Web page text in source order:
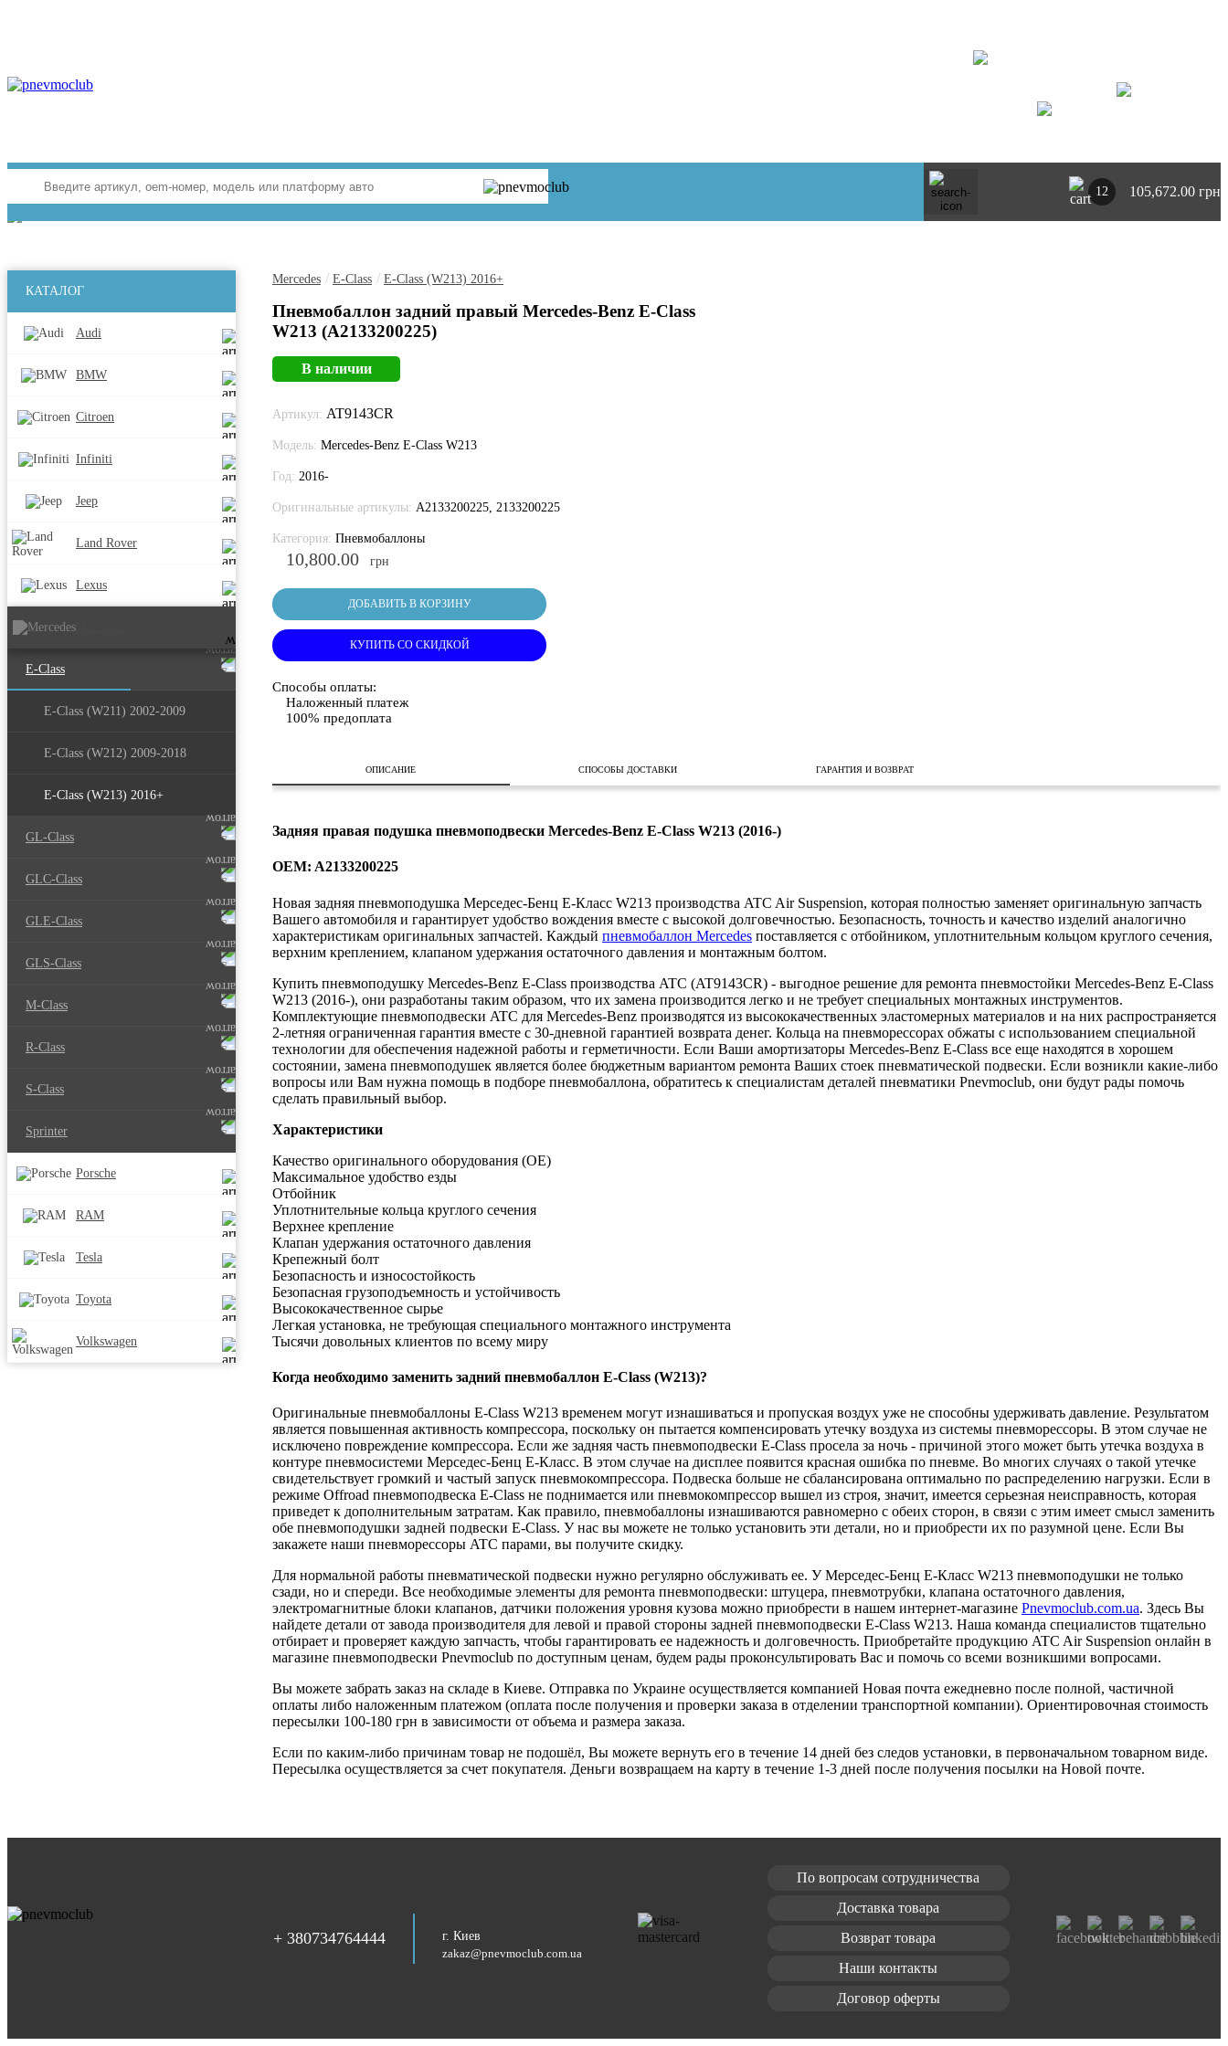
12 105,672.00 грн
КАТАЛОГ
Audi
BMW
Citroen
Infiniti
Jeep
Land Rover
Lexus
E-Class
E-Class (W211) 2002-2009
E-Class (W212) 2009-2018
E-Class (W213) 2016+
GL-Class
GLC-Class
GLE-Class
GLS-Class
M-Class
R-Class
S-Class
Sprinter
Porsche
RAM
Tesla
Toyota
Volkswagen
Mercedes / E-Class / E-Class (W213) 2016+
Пневмобаллон задний правый Mercedes-Benz E-Class
W213 (A2133200225)
В наличии
Артикул: AT9143CR
Модель: Mercedes-Benz E-Class W213
Год: 2016-
Оригинальные артикулы: A2133200225, 2133200225
Категория: Пневмобаллоны
10,800.00 грн
ДОБАВИТЬ В КОРЗИНУ
КУПИТЬ СО СКИДКОЙ
Способы оплаты:
Наложенный платеж
100% предоплата
ОПИСАНИЕ СПОСОБЫ ДОСТАВКИ ГАРАНТИЯ И ВОЗВРАТ
Задняя правая подушка пневмоподвески Mercedes-Benz E-Class W213 (2016-)
OEM: A2133200225
Новая задняя пневмоподушка Мерседес-Бенц E-Класс W213 производства ATC Air Suspension, которая полностью заменяет оригинальную запчасть
Вашего автомобиля и гарантирует удобство вождения вместе с высокой долговечностью. Безопасность, точность и качество изделий аналогично
характеристикам оригинальных запчастей. Каждый пневмобаллон Mercedes поставляется с отбойником, уплотнительным кольцом круглого сечения,
верхним креплением, клапаном удержания остаточного давления и монтажным болтом.
Купить пневмоподушку Mercedes-Benz E-Class производства ATC (AT9143CR) - выгодное решение для ремонта пневмостойки Mercedes-Benz E-Class
W213 (2016-), они разработаны таким образом, что их замена производится легко и не требует специальных монтажных инструментов.
Комплектующие пневмоподвески ATC для Mercedes-Benz производятся из высококачественных эластомерных материалов и на них распространяется
2-летняя ограниченная гарантия вместе с 30-дневной гарантией возврата денег. Кольца на пневморессорах обжаты с использованием специальной
технологии для обеспечения надежной работы и герметичности. Если Ваши амортизаторы Mercedes-Benz E-Class все еще находятся в хорошем
состоянии, замена пневмоподушек является более бюджетным вариантом ремонта Ваших стоек пневматической подвески. Если возникли какие-либо
вопросы или Вам нужна помощь в подборе пневмобаллона, обратитесь к специалистам деталей пневматики Pnevmoclub, они будут рады помочь
сделать правильный выбор.
Характеристики
Качество оригинального оборудования (OE)
Максимальное удобство езды
Отбойник
Уплотнительные кольца круглого сечения
Верхнее крепление
Клапан удержания остаточного давления
Крепежный болт
Безопасность и износостойкость
Безопасная грузоподъемность и устойчивость
Высококачественное сырье
Легкая установка, не требующая специального монтажного инструмента
Тысячи довольных клиентов по всему миру
Когда необходимо заменить задний пневмобаллон E-Class (W213)?
Оригинальные пневмобаллоны E-Class W213 временем могут изнашиваться и пропуская воздух уже не способны удерживать давление. Результатом
является повышенная активность компрессора, поскольку он пытается компенсировать утечку воздуха из системы пневморессоры. В этом случае не
исключено повреждение компрессора. Если же задняя часть пневмоподвески E-Class просела за ночь - причиной этого может быть утечка воздуха в
контуре пневмосистеми Мерседес-Бенц E-Класс. В этом случае на дисплее появится красная ошибка по пневме. Во многих случаях о такой утечке
свидетельствует громкий и частый запуск пневмокомпрессора. Подвеска больше не сбалансирована оптимально по распределению нагрузки. Если в
режиме Offroad пневмоподвеска E-Class не поднимается или пневмокомпрессор вышел из строя, значит, имеется серьезная неисправность, которая
приведет к дополнительным затратам. Как правило, пневмобаллоны изнашиваются равномерно с обеих сторон, в связи с этим имеет смысл заменить
обе пневмоподушки задней подвески E-Class. У нас вы можете не только установить эти детали, но и приобрести их по разумной цене. Если Вы
закажете наши пневморессоры ATC парами, вы получите скидку.
Для нормальной работы пневматической подвески нужно регулярно обслуживать ее. У Мерседес-Бенц E-Класс W213 пневмоподушки не только
сзади, но и спереди. Все необходимые элементы для ремонта пневмоподвески: штуцера, пневмотрубки, клапана остаточного давления,
электромагнитные блоки клапанов, датчики положения уровня кузова можно приобрести в нашем интернет-магазине Pnevmoclub.com.ua. Здесь Вы
найдете детали от завода производителя для левой и правой стороны задней пневмоподвески E-Class W213. Наша команда специалистов тщательно
отбирает и проверяет каждую запчасть, чтобы гарантировать ее надежность и долговечность. Приобретайте продукцию ATC Air Suspension онлайн в
магазине пневмоподвески Pnevmoclub по доступным ценам, будем рады проконсультировать Вас и помочь со всеми возникшими вопросами.
Вы можете забрать заказ на складе в Киеве. Отправка по Украине осуществляется компанией Новая почта ежедневно после полной, частичной
оплаты либо наложенным платежом (оплата после получения и проверки заказа в отделении транспортной компании). Ориентировочная стоимость
пересылки 100-180 грн в зависимости от объема и размера заказа.
Если по каким-либо причинам товар не подошёл, Вы можете вернуть его в течение 14 дней без следов установки, в первоначальном товарном виде.
Пересылка осуществляется за счет покупателя. Деньги возвращаем на карту в течение 1-3 дней после получения посылки на Новой почте.
+ 380734764444
г. Киев
zakaz@pnevmoclub.com.ua
По вопросам сотрудничества
Доставка товара
Возврат товара
Наши контакты
Договор оферты